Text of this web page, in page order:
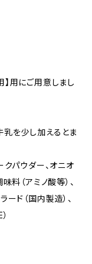
】用にご用意しまし
を少し加えるとま
クパウダー、オニオ
料（アミノ酸等）、
ード（国内製造）、